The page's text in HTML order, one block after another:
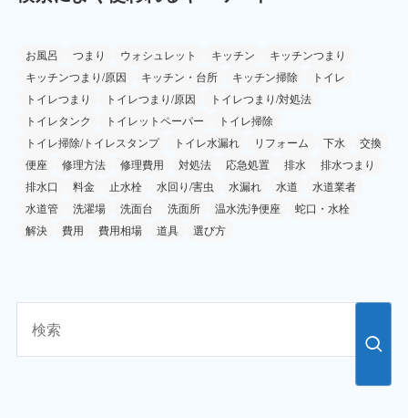
お風呂 つまり ウォシュレット キッチン
キッチンつまり
キッチンつまり/原因
キッチン・台所 キッチン掃除
トイレ
トイレつまり
トイレつまり/原因
トイレつまり/対処法
トイレタンク
トイレットペーパー
トイレ掃除
トイレ掃除/トイレスタンプ
トイレ水漏れ リフォーム 下水
交換
便座
修理方法 修理費用 対処法 応急処置 排水
排水つまり
排水口
料金 止水栓 水回り/害虫 水漏れ 水道
水道業者
水道管
洗濯場 洗面台 洗面所 温水洗浄便座
蛇口・水栓
解決
費用 費用相場 道具 選び方